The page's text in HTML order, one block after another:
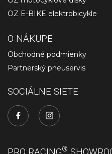
OZ E-BIKE elektrobicykle
O NÁKUPE
Obchodné podmienky
Partnerský pneuservis
SOCIÁLNE SIETE
®